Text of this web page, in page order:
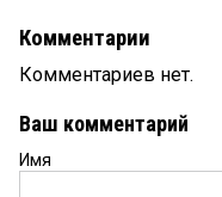
Комментарии
Комментариев нет.
Ваш комментарий
Имя